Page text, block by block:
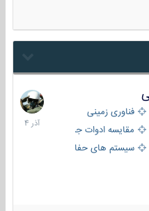
فناوری زمینی
مقایسه ادوات جنگی
سیستم های حفاظت فعال
21
آذر
1404